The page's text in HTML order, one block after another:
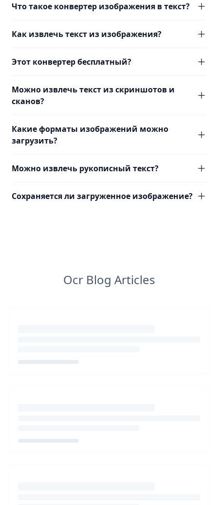
Что такое конвертер изображения в текст?
Как извлечь текст из изображения?
Этот конвертер бесплатный?
Можно извлечь текст из скриншотов и
сканов?
Какие форматы изображений можно
загрузить?
Можно извлечь рукописный текст?
Сохраняется ли загруженное изображение?
Ocr Blog Articles